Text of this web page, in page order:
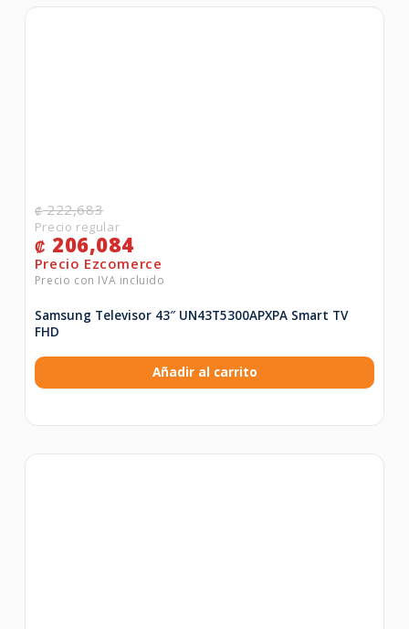
₡222,683
₡ 206,084
Samsung Televisor 43″ UN43T5300APXPA Smart TV
FHD
Añadir al carrito